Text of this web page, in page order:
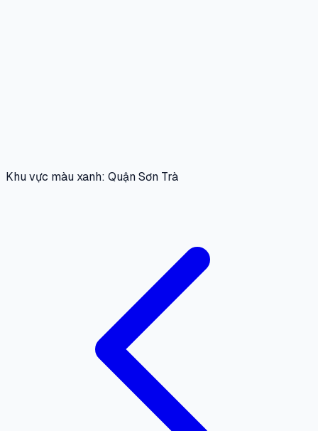
Khu vực màu xanh: Quận Sơn Trà